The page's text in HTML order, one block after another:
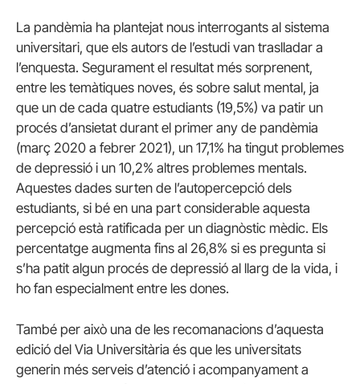
La pandèmia ha plantejat nous interrogants al sistema
universitari, que els autors de l’estudi van traslladar a
l’enquesta. Segurament el resultat més sorprenent,
entre les temàtiques noves, és sobre salut mental, ja
que un de cada quatre estudiants (19,5%) va patir un
procés d’ansietat durant el primer any de pandèmia
(març 2020 a febrer 2021), un 17,1% ha tingut problemes
de depressió i un 10,2% altres problemes mentals.
Aquestes dades surten de l’autopercepció dels
estudiants, si bé en una part considerable aquesta
percepció està ratificada per un diagnòstic mèdic. Els
percentatge augmenta fins al 26,8% si es pregunta si
s’ha patit algun procés de depressió al llarg de la vida, i
ho fan especialment entre les dones.
També per això una de les recomanacions d’aquesta
edició del Via Universitària és que les universitats
generin més serveis d’atenció i acompanyament a